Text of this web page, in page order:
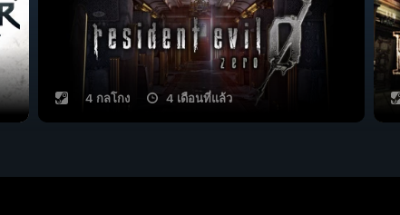
4 กลโกง 4 เดือนที่แล้ว